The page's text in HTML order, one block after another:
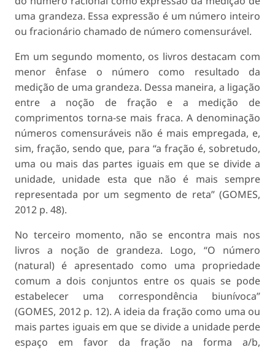
uma grandeza. Essa expressão é um número inteiro
ou fracionário chamado de número comensurável.
Em um segundo momento, os livros destacam com
menor ênfase o número como resultado da
medição de uma grandeza. Dessa maneira, a ligação
entre a noção de fração e a medição de
comprimentos torna-se mais fraca. A denominação
números comensuráveis não é mais empregada, e,
sim, fração, sendo que, para “a fração é, sobretudo,
uma ou mais das partes iguais em que se divide a
unidade, unidade esta que não é mais sempre
representada por um segmento de reta” (GOMES,
2012 p. 48).
No terceiro momento, não se encontra mais nos
livros a noção de grandeza. Logo, “O número
(natural) é apresentado como uma propriedade
comum a dois conjuntos entre os quais se pode
estabelecer uma correspondência biunívoca”
(GOMES, 2012 p. 12). A ideia da fração como uma ou
mais partes iguais em que se divide a unidade perde
espaço em favor da fração na forma a/b,